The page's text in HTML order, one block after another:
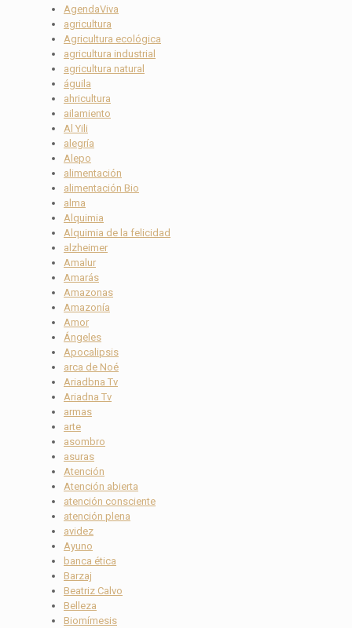
AgendaViva
agricultura
Agricultura ecológica
agricultura industrial
agricultura natural
águila
ahricultura
ailamiento
Al Yili
alegría
Alepo
alimentación
alimentación Bio
alma
Alquimia
Alquimia de la felicidad
alzheimer
Amalur
Amarás
Amazonas
Amazonía
Amor
Ángeles
Apocalipsis
arca de Noé
Ariadbna Tv
Ariadna Tv
armas
arte
asombro
asuras
Atención
Atención abierta
atención consciente
atención plena
avidez
Ayuno
banca ética
Barzaj
Beatriz Calvo
Belleza
Biomímesis